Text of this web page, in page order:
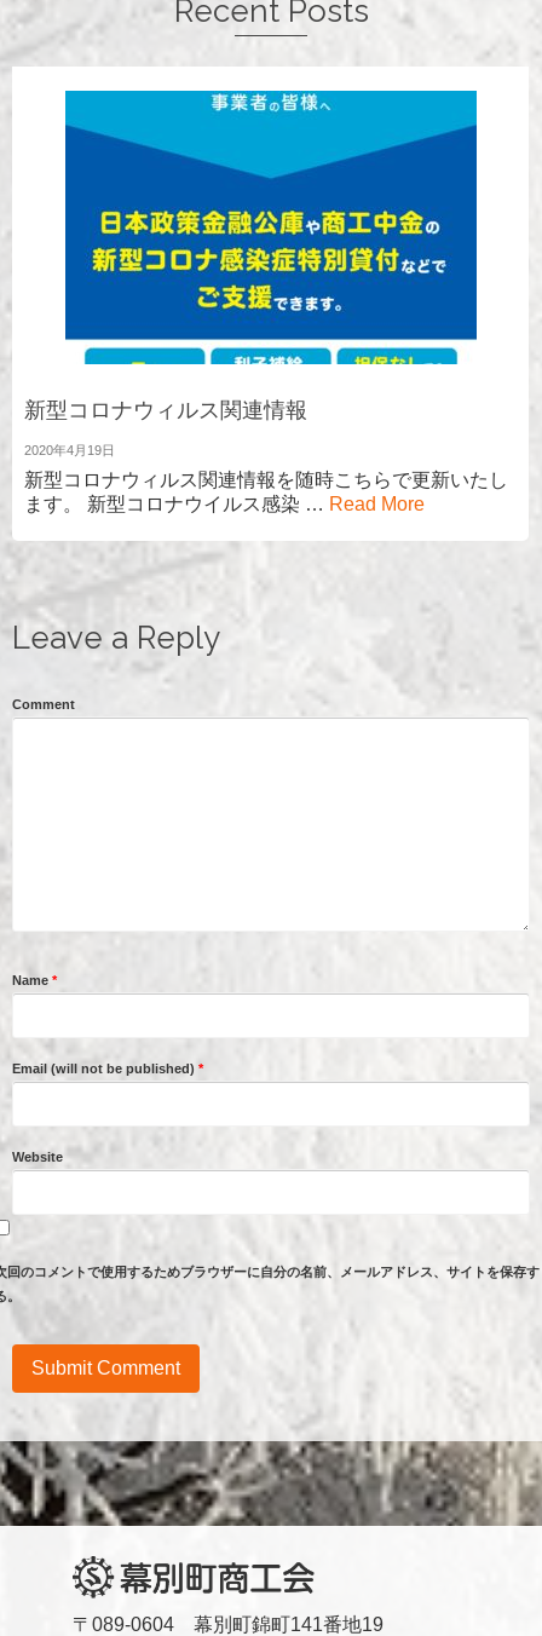
Recent Posts
新型コロナウィルス関連情報
2020年4月19日
新型コロナウィルス関連情報を随時こちらで更新いたし
ます。 新型コロナウイルス感染 … Read More
Leave a Reply
Comment
Name *
Email (will not be published) *
Website
回のコメントで使用するためブラウザーに自分の名前、メールアドレス、サイトを保存す
。
〒089-0604 幕別町錦町141番地19